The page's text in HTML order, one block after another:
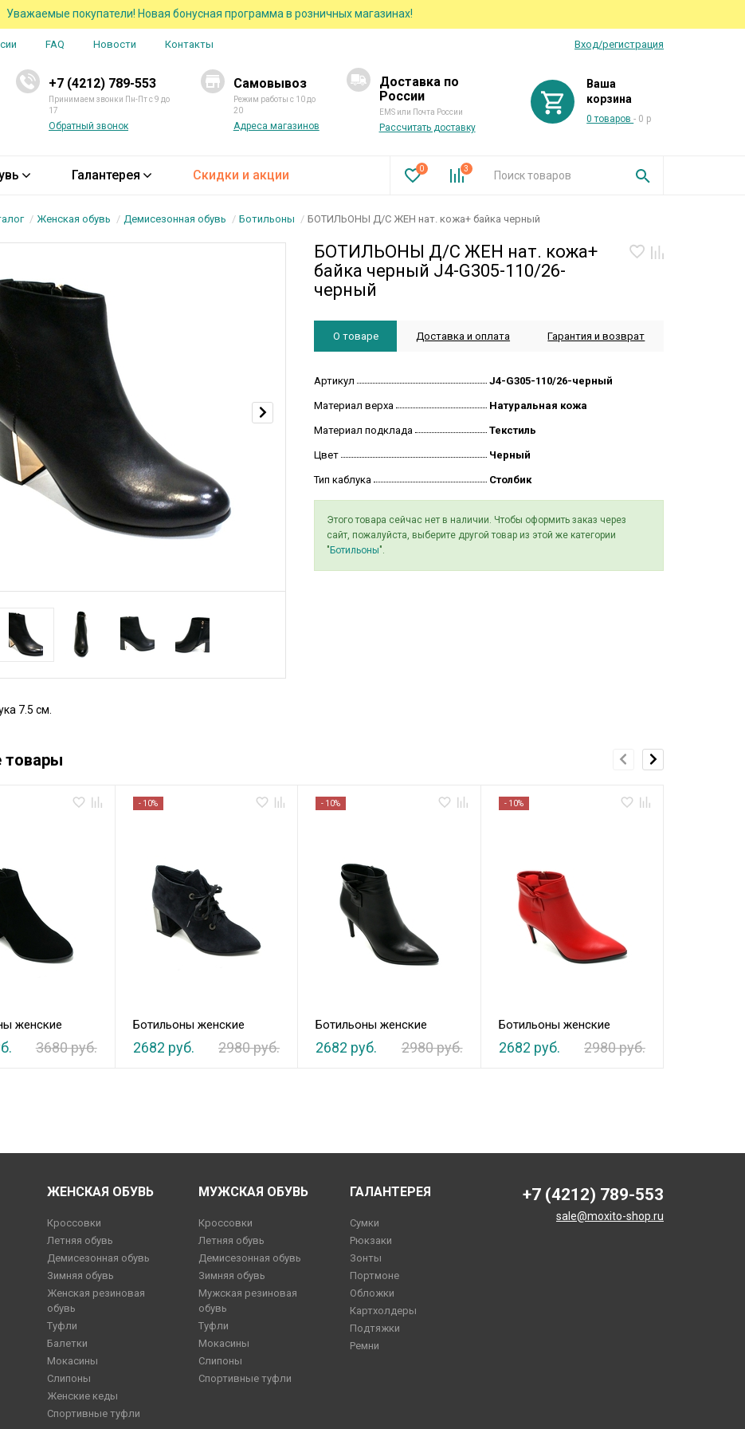
Уважаемые покупатели! Новая бонусная программа в розничных магазинах!
FAQ Новости Контакты Вход/регистрация
+7 (4212) 789-553
Принимаем звонки Пн-Пт с 9 до
17
Обратный звонок
Самовывоз
Режим работы с 10 до
20
Адреса магазинов
Доставка по
России
EMS или Почта России
Рассчитать доставку
Ваша
корзина
0 товаров- 0 р
Галантерея Скидки и акции 0 3
Женская обувь Демисезонная обувь Ботильоны БОТИЛЬОНЫ Д/С ЖЕН нат. кожа+ байка черный
БОТИЛЬОНЫ Д/С ЖЕН нат. кожа+
байка черный J4-G305-110/26-
черный
О товаре Доставка и оплата Гарантия и возврат
Артикул J4-G305-110/26-черный
Материал верха Натуральная кожа
Материал подклада Текстиль
Цвет Черный
Тип каблука Столбик
Этого товара сейчас нет в наличии. Чтобы оформить заказ через
сайт, пожалуйста, выберите другой товар из этой же категории
" Ботильоны".
7.5 см.
товары
женские
3680 руб.
- 10%
Ботильоны женские
2682 руб. 2980 руб.
- 10%
Ботильоны женские
2682 руб. 2980 руб.
- 10%
Ботильоны женские
2682 руб. 2980 руб.
ЖЕНСКАЯ ОБУВЬ
Кроссовки
Летняя обувь
Демисезонная обувь
Зимняя обувь
Женская резиновая
обувь
Туфли
Балетки
Мокасины
Слипоны
Женские кеды
Спортивные туфли
МУЖСКАЯ ОБУВЬ
Кроссовки
Летняя обувь
Демисезонная обувь
Зимняя обувь
Мужская резиновая
обувь
Туфли
Мокасины
Слипоны
Спортивные туфли
ГАЛАНТЕРЕЯ
Сумки
Рюкзаки
Зонты
Портмоне
Обложки
Картхолдеры
Подтяжки
Ремни
+7 (4212) 789-553
sale@moxito-shop.ru